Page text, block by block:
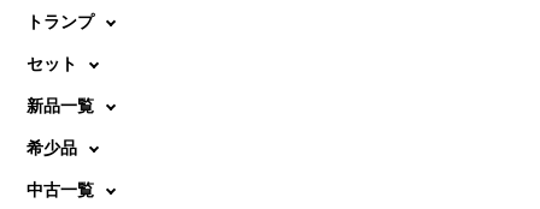
トランプ
セット
新品一覧
希少品
中古一覧